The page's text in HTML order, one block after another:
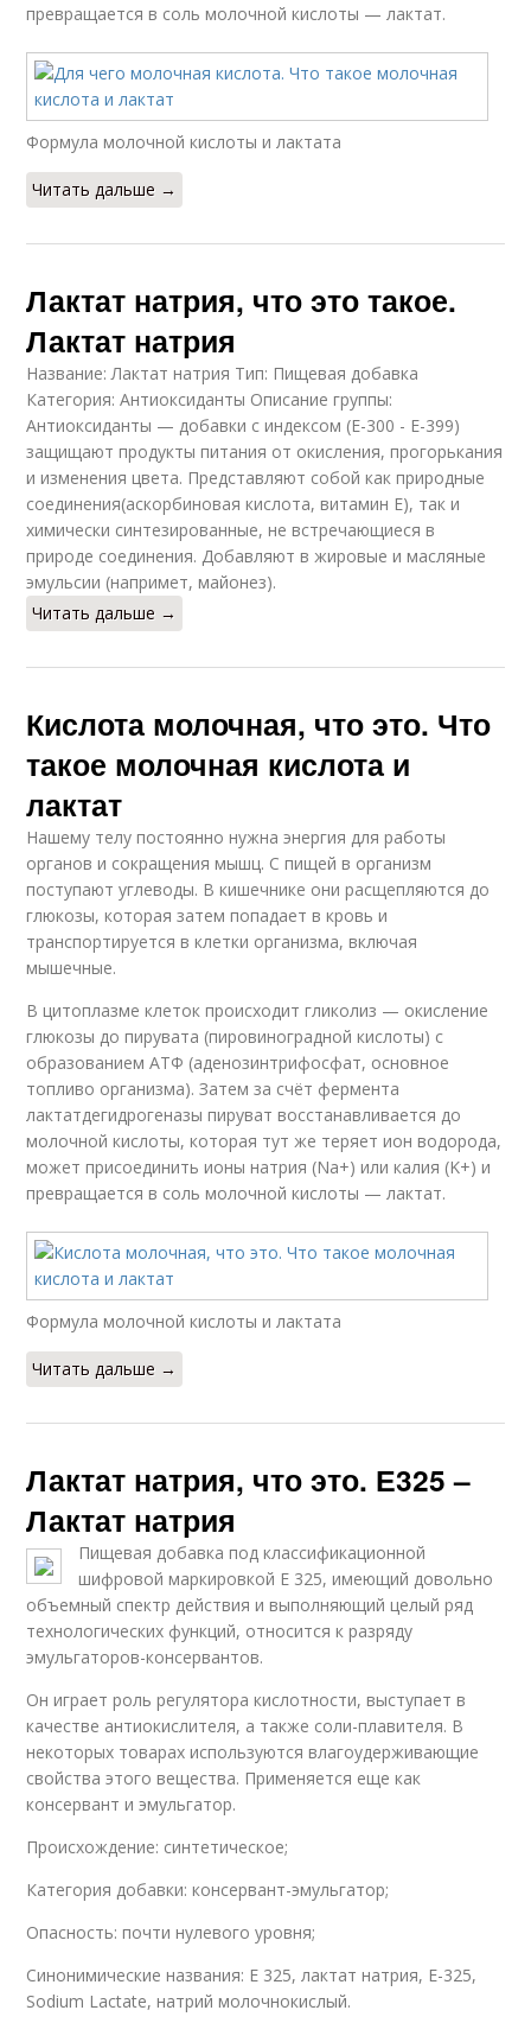
превращается в соль молочной кислоты — лактат.
Формула молочной кислоты и лактата
Читать дальше →
Лактат натрия, что это такое.
Лактат натрия
Название: Лактат натрия Тип: Пищевая добавка
Категория: Антиоксиданты Описание группы:
Антиоксиданты — добавки с индексом (E-300 - E-399)
защищают продукты питания от окисления, прогорькания
и изменения цвета. Представляют собой как природные
соединения(аскорбиновая кислота, витамин Е), так и
химически синтезированные, не встречающиеся в
природе соединения. Добавляют в жировые и масляные
эмульсии (напримет, майонез).
Читать дальше →
Кислота молочная, что это. Что
такое молочная кислота и
лактат
Нашему телу постоянно нужна энергия для работы
органов и сокращения мышц. С пищей в организм
поступают углеводы. В кишечнике они расщепляются до
глюкозы, которая затем попадает в кровь и
транспортируется в клетки организма, включая
мышечные.
В цитоплазме клеток происходит гликолиз — окисление
глюкозы до пирувата (пировиноградной кислоты) с
образованием АТФ (аденозинтрифосфат, основное
топливо организма). Затем за счёт фермента
лактатдегидрогеназы пируват восстанавливается до
молочной кислоты, которая тут же теряет ион водорода,
может присоединить ионы натрия (Na+) или калия (K+) и
превращается в соль молочной кислоты — лактат.
Формула молочной кислоты и лактата
Читать дальше →
Лактат натрия, что это. Е325 –
Лактат натрия
Пищевая добавка под классификационной
шифровой маркировкой Е 325, имеющий довольно
объемный спектр действия и выполняющий целый ряд
технологических функций, относится к разряду
эмульгаторов-консервантов.
Он играет роль регулятора кислотности, выступает в
качестве антиокислителя, а также соли-плавителя. В
некоторых товарах используются влагоудерживающие
свойства этого вещества. Применяется еще как
консервант и эмульгатор.
Происхождение: синтетическое;
Категория добавки: консервант-эмульгатор;
Опасность: почти нулевого уровня;
Синонимические названия: Е 325, лактат натрия, Е-325,
Sodium Lactate, натрий молочнокислый.